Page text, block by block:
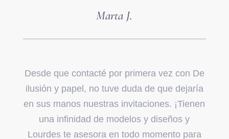
Marta J.
Desde que contacté por primera vez con De
ilusión y papel, no tuve duda de que dejaría
en sus manos nuestras invitaciones. ¡Tienen
una infinidad de modelos y diseños y
Lourdes te asesora en todo momento para